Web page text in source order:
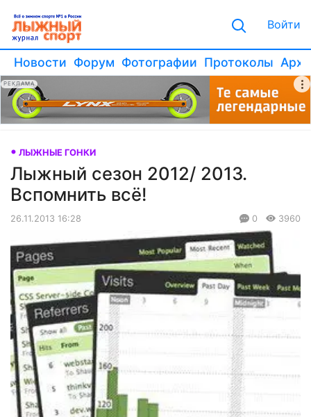
Войти
Новости Форум Фотографии Протоколы
РЕКЛАМА
ЛЫЖНЫЕ ГОНКИ
Лыжный сезон 2012/ 2013.
Вспомнить всё!
26.11.2013 16:28 0 3960